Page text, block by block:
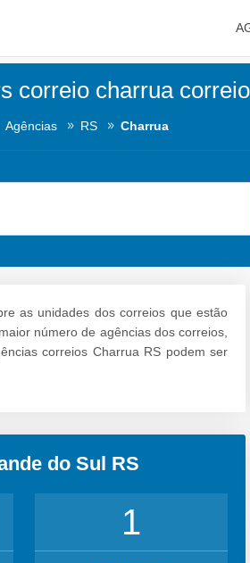
correio charrua
Agências RS Charrua
as unidades dos correios que estão
número de agências dos correios,
correios Charrua RS podem ser
do Sul RS
1